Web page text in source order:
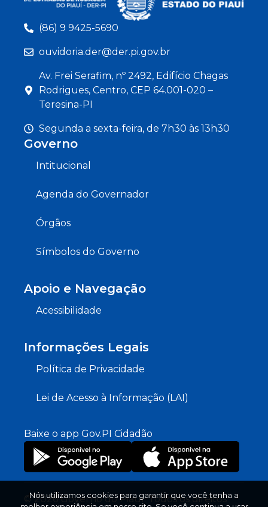
(86) 9 9425-5690
ouvidoria.der@der.pi.gov.br
Av. Frei Serafim, nº 2492, Edifício Chagas
Rodrigues, Centro, CEP 64.001-020 –
Teresina-PI
Segunda a sexta-feira, de 7h30 às 13h30
Governo
Intitucional
Agenda do Governador
Órgãos
Símbolos do Governo
Apoio e Navegação
Acessibilidade
Informações Legais
Política de Privacidade
Lei de Acesso à Informação (LAI)
Baixe o app Gov.PI Cidadão
© 2026 Governo do Piauí. Todos os direitos
Nós utilizamos cookies para garantir que você tenha a